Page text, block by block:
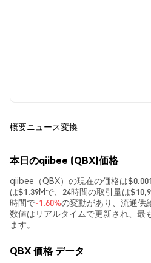
概要ニュース変換
本日のqiibee (QBX)価格
qiibee（QBX）の現在の価格は
は$1.39Mで、24時間の取引量は
時間で-1.60%の変動があり、流通供
数値はリアルタイムで更新され、最
ます。
QBX 価格 データ